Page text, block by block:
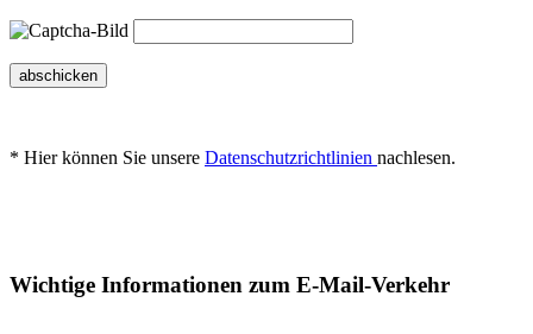
abschicken
* Hier können Sie unsere Datenschutzrichtlinien nachlesen.
Wichtige Informationen zum E-Mail-Verkehr